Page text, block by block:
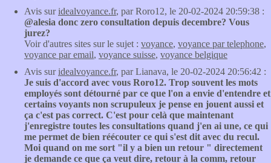
Avis suridealvoyance.fr, par Roro12, le 20-02-2024 20:59:38 :
@alesia donc zero consultation depuis decembre? Vous
jurez?
Voir d'autres sites sur le sujet : voyance, voyance par telephone,
voyance par email, voyance suisse, voyance belgique
Avis suridealvoyance.fr, par Lianava, le 20-02-2024 20:56:42 :
Je suis d'accord avec vous Roro12. Trop souvent les mots
employés sont détourné par ce que l'on a envie d'entendre et
certains voyants non scrupuleux je pense en jouent aussi et
ça c'est pas correct. C'est pour celà que maintenant
j'enregistre toutes les consultations quand j'en ai une, ce qui
me permet de bien réécouter ce qui s'est dit avec du recul.
Moi quand on me sort "il y a bien un retour " directement
je demande ce que ça veut dire, retour à la comm, retour